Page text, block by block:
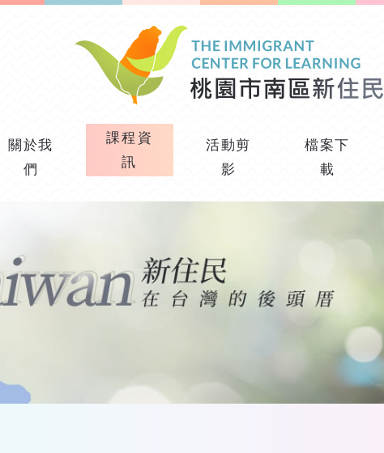
關於我
們
課程資
訊
活動剪
影
檔案下
載